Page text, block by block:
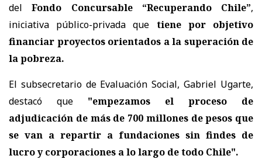
delFondo Concursable “Recuperando Chile”,
iniciativa público-privada que tiene por objetivo
financiar proyectos orientados a la superación de
la pobreza.
El subsecretario de Evaluación Social, Gabriel Ugarte,
destacó que "empezamos el proceso de
adjudicación de más de 700 millones de pesos que
se van a repartir a fundaciones sin findes de
lucro y corporaciones a lo largo de todo Chile".